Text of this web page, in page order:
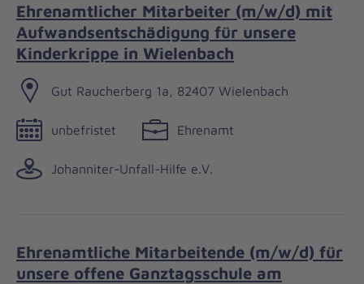
Ehrenamtlicher Mitarbeiter (m/w/d) mit
Aufwandsentschädigung für unsere
Kinderkrippe in Wielenbach
Gut Raucherberg 1a, 82407 Wielenbach
unbefristet Ehrenamt
Johanniter-Unfall-Hilfe e.V.
Ehrenamtliche Mitarbeitende (m/w/d) für
unsere offene Ganztagsschule am